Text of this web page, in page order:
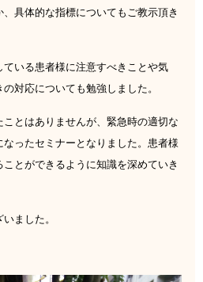
具体的な指標についてもご教示頂き
いる患者様に注意すべきことや気
対応についても勉強しました。
とはありませんが、緊急時の適切な
ったセミナーとなりました。患者様
とができるように知識を深めていき
ました。